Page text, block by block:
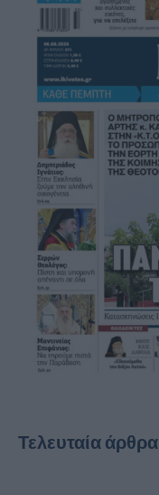
Τελευταία άρθρα